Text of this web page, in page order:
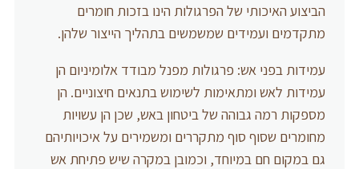
הביצוע האיכותי של הפרגולות הינו בזכות חומרים
מתקדמים ועמידים שמשמשים בתהליך הייצור שלהן.
עמידות בפני אש: פרגולות מפנל מבודד אלומיניום הן
עמידות לאש ומתאימות לשימוש בתנאים חיצוניים. הן
מספקות רמה גבוהה של ביטחון באש, שכן הן עשויות
מחומרים שסוף סוף מתקררים ומשמירים על איכויותיהם
גם במקום חם במיוחד, וכמובן במקרה שיש פתיחת אש